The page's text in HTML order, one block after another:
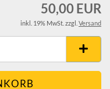
50,00 EUR
inkl. 19% MwSt. zzgl. Versand